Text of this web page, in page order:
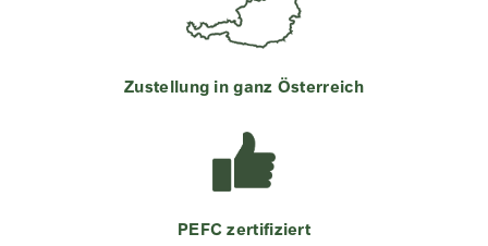
Zustellung in ganz Österreich
PEFC zertifiziert